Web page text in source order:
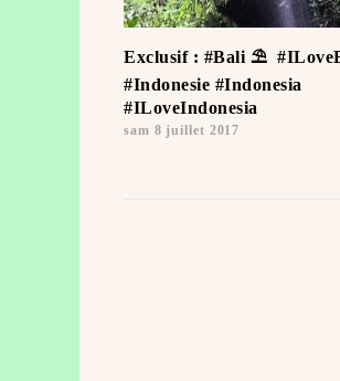
Exclusif : #Bali ⛱
#Indonesie #Indonesia
#ILoveIndonesia ️
sam 8 juillet 2017